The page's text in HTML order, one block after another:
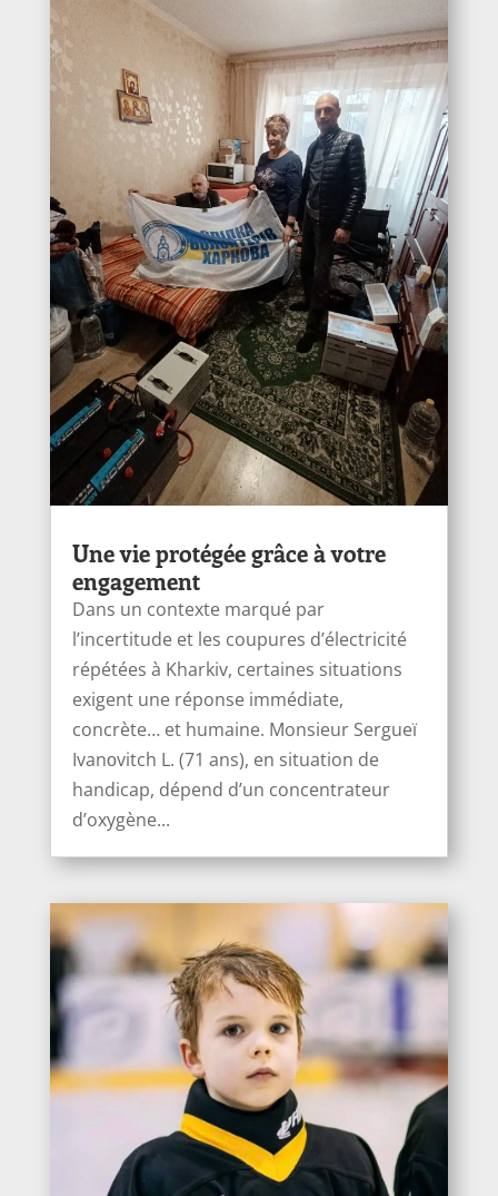
Une vie protégée grâce à votre
engagement
Dans un contexte marqué par
l’incertitude et les coupures d’électricité
répétées à Kharkiv, certaines situations
exigent une réponse immédiate,
concrète… et humaine. Monsieur Sergueï
Ivanоvitch L. (71 ans), en situation de
handicap, dépend d’un concentrateur
d’oxygène...